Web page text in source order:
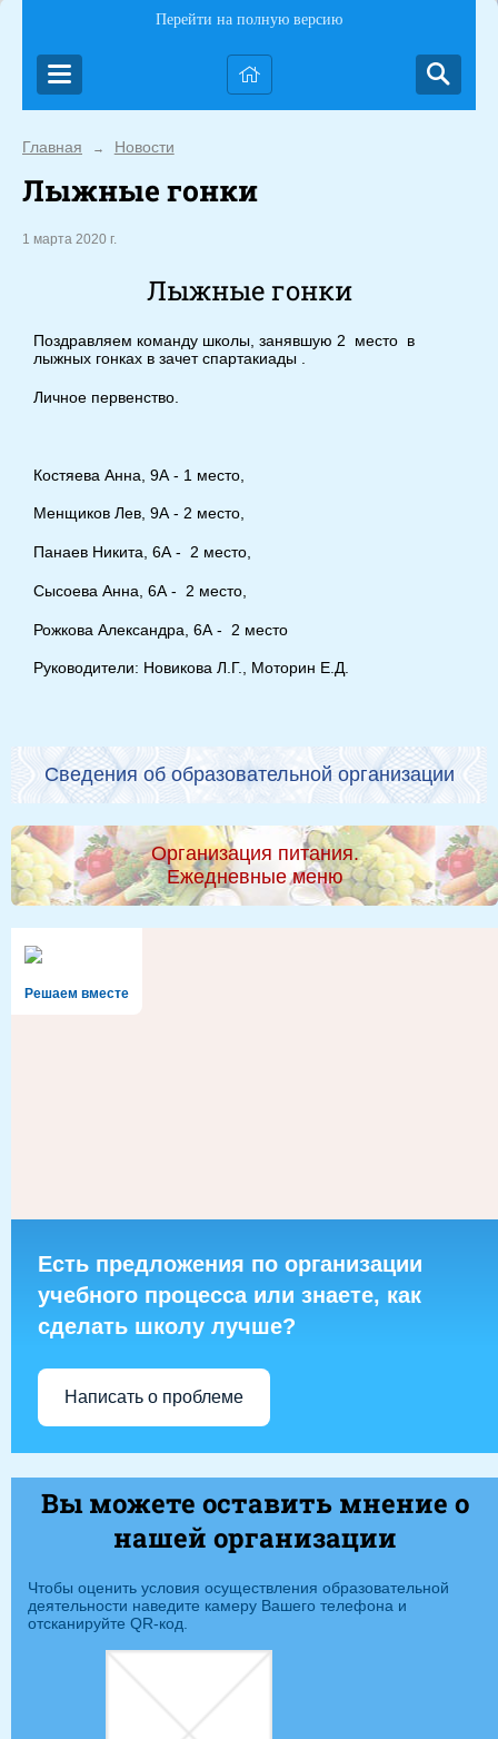
Перейти на полную версию
Главная → Новости
Лыжные гонки
1 марта 2020 г.
Лыжные гонки
Поздравляем команду школы, занявшую 2 место в
лыжных гонках в зачет спартакиады .
Личное первенство.
Костяева Анна, 9А - 1 место,
Менщиков Лев, 9А - 2 место,
Панаев Никита, 6А - 2 место,
Сысоева Анна, 6А - 2 место,
Рожкова Александра, 6А - 2 место
Руководители: Новикова Л.Г., Моторин Е.Д.
Сведения об образовательной организации
Организация питания.
Ежедневные меню
Решаем вместе
Есть предложения по организации
учебного процесса или знаете, как
сделать школу лучше?
Написать о проблеме
Вы можете оставить мнение о
нашей организации
Чтобы оценить условия осуществления образовательной
деятельности наведите камеру Вашего телефона и
отсканируйте QR-код.